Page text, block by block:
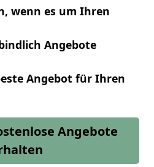
wenn es um Ihren
Angebote
Angebot für Ihren
Angebote